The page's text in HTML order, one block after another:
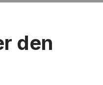
den